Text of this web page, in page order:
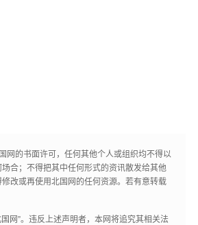
网的书面许可，任何其他个人或组织均不得以
合；不得把其中任何形式的资讯散发给其他
改或再使用北国网的任何资源。若有意转载
网”。违反上述声明者，本网将追究其相关法